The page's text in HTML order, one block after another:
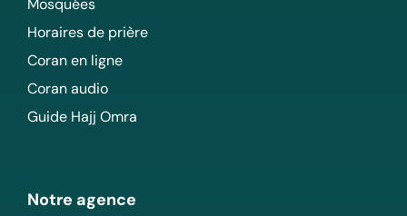
Horaires de prière
Coran en ligne
Coran audio
Guide Hajj Omra
Notre agence